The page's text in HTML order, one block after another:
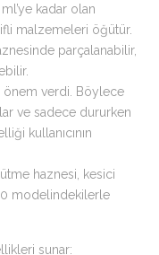
kadar olan
malzemeleri öğütür.
parçalanabilir,
verdi. Böylece
ve sadece dururken
kullanıcının
haznesi, kesici
modelindekilerle
sunar: